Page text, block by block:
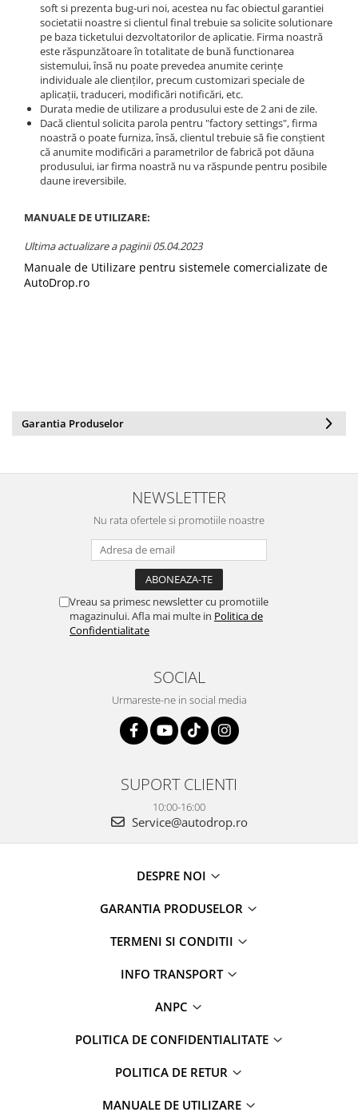
Camere Iveco
Camere Renault
Camere Fiat
Camere Citroen
Camere Peugeot
Camere înregistrare trafic
Accesorii multimedia
Conectică BMW
Conectică Mercedes Benz
Conectică Opel
Conectică Skoda
Conectică Honda
Conectică Hyundai
soft si prezenta bug-uri noi, acestea nu fac obiectul garantiei
societatii noastre si clientul final trebuie sa solicite solutionare
pe baza ticketului dezvoltatorilor de aplicatie. Firma noastră
este răspunzătoare în totalitate de bună functionarea
sistemului, însă nu poate prevedea anumite cerinţe
individuale ale clienţilor, precum customizari speciale de
aplicaţii, traduceri, modificări notificări, etc.
Durata medie de utilizare a produsului este de 2 ani de zile.
Dacă clientul solicita parola pentru "factory settings", firma
noastră o poate furniza, însă, clientul trebuie să fie conştient
că anumite modificări a parametrilor de fabrică pot dăuna
produsului, iar firma noastră nu va răspunde pentru posibile
daune ireversibile.
MANUALE DE UTILIZARE:
Ultima actualizare a paginii 05.04.2023
Manuale de Utilizare pentru sistemele comercializate de
AutoDrop.ro
Garantia Produselor
NEWSLETTER
Nu rata ofertele si promotiile noastre
Vreau sa primesc newsletter cu promotiile
magazinului. Afla mai multe in Politica de
Confidentialitate
SOCIAL
Urmareste-ne in social media
SUPORT CLIENTI
10:00-16:00
Service@autodrop.ro
DESPRE NOI
GARANTIA PRODUSELOR
TERMENI SI CONDITII
INFO TRANSPORT
ANPC
POLITICA DE CONFIDENTIALITATE
POLITICA DE RETUR
MANUALE DE UTILIZARE